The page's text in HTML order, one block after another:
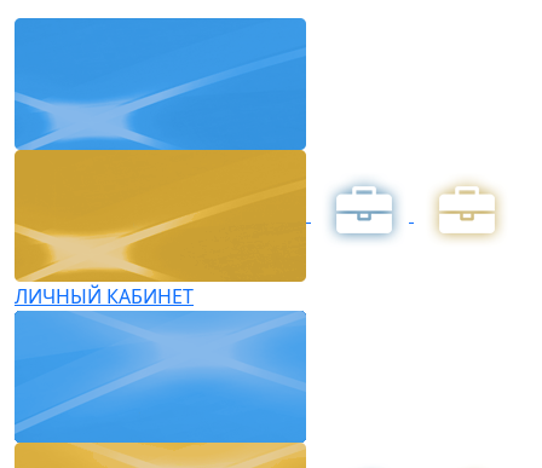
ЛИЧНЫЙ КАБИНЕТ